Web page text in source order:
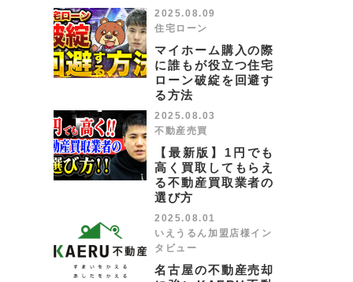
マイホーム購入の際
に誰もが役立つ住宅
ローン破綻を回避す
る方法
2025.08.09
住宅ローン
【最新版】1円でも
高く買取してもらえ
る不動産買取業者の
選び方
2025.08.03
不動産売買
名古屋の不動産売却
2025.08.01
いえうるん加盟店様イン
タビュー